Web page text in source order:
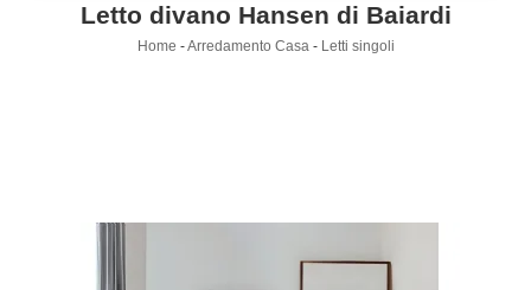
Letto divano Hansen di Baiardi
Home -Arredamento Casa- Letti singoli